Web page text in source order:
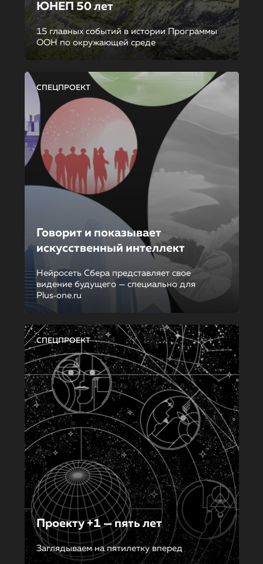
ЮНЕП 50 лет
15 главных событий в истории Программы
ООН по окружающей среде
СПЕЦПРОЕКТ
Говорит и показывает
искусственный интеллект
Нейросеть Сбера представляет свое
видение будущего — специально для
Plus‑one.ru
СПЕЦПРОЕКТ
Проекту +1 — пять лет
Заглядываем на пятилетку вперед